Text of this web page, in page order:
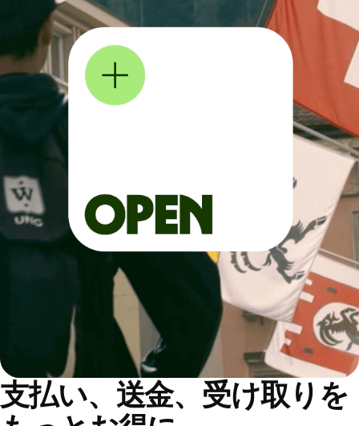
支払い、送金、受け取りを